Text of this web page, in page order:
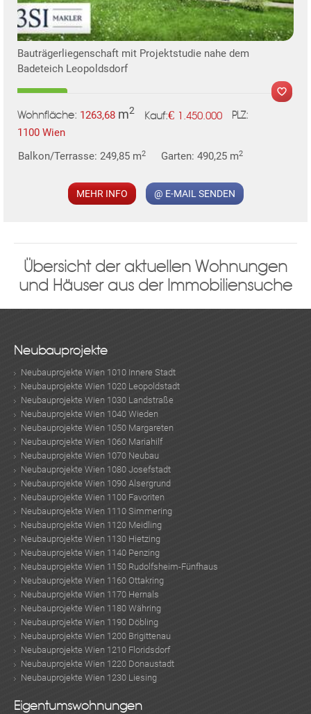
Bauträgerliegenschaft mit Projektstudie nahe dem
Badeteich Leopoldsdorf
Wohnfläche: 1263,68 m2 Kauf:€ 1.450.000 PLZ:
1100 Wien
Balkon/Terrasse: 249,85 m2 Garten: 490,25 m2
MEHR INFO @ E-MAIL SENDEN
Übersicht der aktuellen Wohnungen
und Häuser aus der Immobiliensuche
Neubauprojekte
Neubauprojekte Wien 1010 Innere Stadt
Neubauprojekte Wien 1020 Leopoldstadt
Neubauprojekte Wien 1030 Landstraße
Neubauprojekte Wien 1040 Wieden
Neubauprojekte Wien 1050 Margareten
Neubauprojekte Wien 1060 Mariahilf
Neubauprojekte Wien 1070 Neubau
Neubauprojekte Wien 1080 Josefstadt
Neubauprojekte Wien 1090 Alsergrund
Neubauprojekte Wien 1100 Favoriten
Neubauprojekte Wien 1110 Simmering
Neubauprojekte Wien 1120 Meidling
Neubauprojekte Wien 1130 Hietzing
Neubauprojekte Wien 1140 Penzing
Neubauprojekte Wien 1150 Rudolfsheim-Fünfhaus
Neubauprojekte Wien 1160 Ottakring
Neubauprojekte Wien 1170 Hernals
Neubauprojekte Wien 1180 Währing
Neubauprojekte Wien 1190 Döbling
Neubauprojekte Wien 1200 Brigittenau
Neubauprojekte Wien 1210 Floridsdorf
Neubauprojekte Wien 1220 Donaustadt
Neubauprojekte Wien 1230 Liesing
Eigentumswohnungen